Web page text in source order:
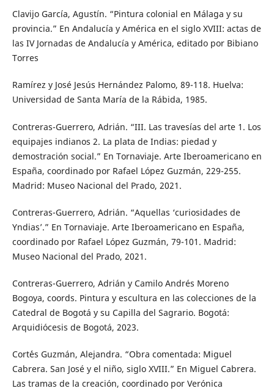
Clavijo García, Agustín. “Pintura colonial en Málaga y su
provincia.” En Andalucía y América en el siglo XVIII: actas de
las IV Jornadas de Andalucía y América, editado por Bibiano
Torres
Ramírez y José Jesús Hernández Palomo, 89-118. Huelva:
Universidad de Santa María de la Rábida, 1985.
Contreras-Guerrero, Adrián. “III. Las travesías del arte 1. Los
equipajes indianos 2. La plata de Indias: piedad y
demostración social.” En Tornaviaje. Arte Iberoamericano en
España, coordinado por Rafael López Guzmán, 229-255.
Madrid: Museo Nacional del Prado, 2021.
Contreras-Guerrero, Adrián. “Aquellas ‘curiosidades de
Yndias’.” En Tornaviaje. Arte Iberoamericano en España,
coordinado por Rafael López Guzmán, 79-101. Madrid:
Museo Nacional del Prado, 2021.
Contreras-Guerrero, Adrián y Camilo Andrés Moreno
Bogoya, coords. Pintura y escultura en las colecciones de la
Catedral de Bogotá y su Capilla del Sagrario. Bogotá:
Arquidiócesis de Bogotá, 2023.
Cort´´es Guzmán, Alejandra. “Obra comentada: Miguel
Cabrera. San José y el niño, siglo XVIII.” En Miguel Cabrera.
Las tramas de la creación, coordinado por Verónica